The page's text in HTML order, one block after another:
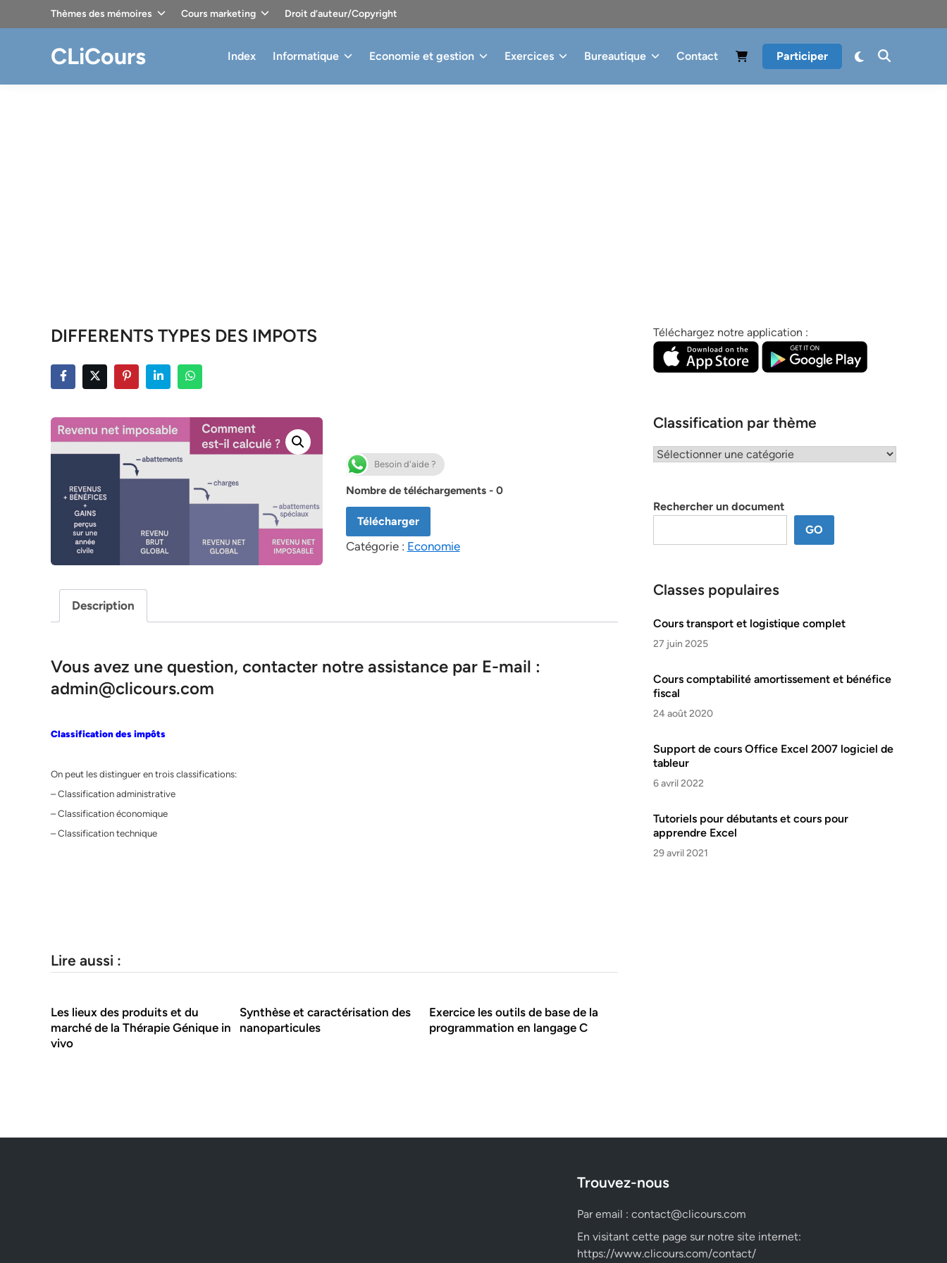
Thèmes des mémoires Cours marketing Droit d’auteur/Copyright
CLiCours Index Informatique Economie et gestion Exercices Bureautique Contact Participer
DIFFERENTS TYPES DES IMPOTS
Besoin d'aide ?
Nombre de téléchargements - 0
Télécharger
Catégorie : Economie
Description
Vous avez une question, contacter notre assistance par E-mail :
admin@clicours.com
Classification des impôts
On peut les distinguer en trois classifications:
– Classification administrative
– Classification économique
– Classification technique
Lire aussi :
Les lieux des produits et du
marché de la Thérapie Génique in
vivo
Synthèse et caractérisation des
nanoparticules
Exercice les outils de base de la
programmation en langage C
Téléchargez notre application :
Classification par thème
Classification
Rechercher un document
GO
Classes populaires
Cours transport et logistique complet
27 juin 2025
Cours comptabilité amortissement et bénéfice
fiscal
24 août 2020
Support de cours Office Excel 2007 logiciel de
tableur
6 avril 2022
Tutoriels pour débutants et cours pour
apprendre Excel
29 avril 2021
Trouvez-nous
Par email : contact@clicours.com
En visitant cette page sur notre site internet:
https://www.clicours.com/contact/